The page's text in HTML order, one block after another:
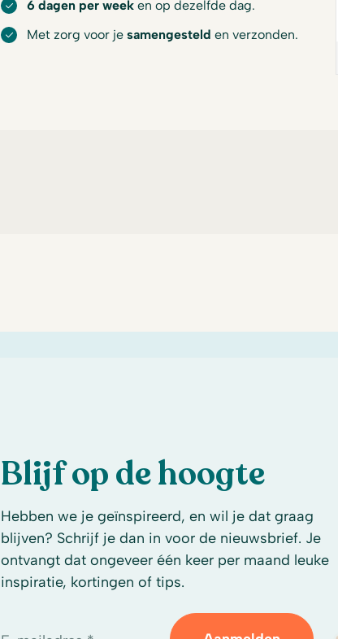
6 dagen per week en op dezelfde dag.
Met zorg voor je samengesteld en verzonden.
Blijf op de hoogte
Hebben we je geïnspireerd, en wil je dat graag
blijven? Schrijf je dan in voor de nieuwsbrief. Je
ontvangt dat ongeveer één keer per maand leuke
inspiratie, kortingen of tips.